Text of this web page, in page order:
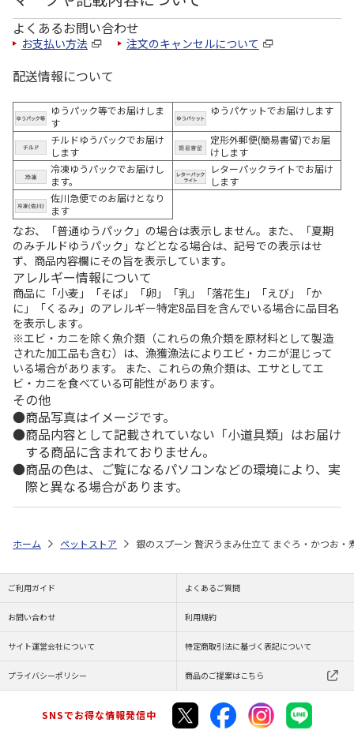
よくあるお問い合わせ
お支払い方法 注文のキャンセルについて
配送情報について
ゆうパック等でお届けしま
す
ゆうパケットでお届けします
チルドゆうパックでお届け
します
定形外郵便(簡易書留)でお届
けします
冷凍ゆうパックでお届けし
ます。
レターパックライトでお届け
します
佐川急便でのお届けとなり
ます
なお、「普通ゆうパック」の場合は表示しません。また、「夏期
のみチルドゆうパック」などとなる場合は、記号での表示はせ
ず、商品内容欄にその旨を表示しています。
アレルギー情報について
商品に「小麦」「そば」「卵」「乳」「落花生」「えび」「か
に」「くるみ」のアレルギー特定8品目を含んでいる場合に品目名
を表示します。
※エビ・カニを除く魚介類（これらの魚介類を原材料として製造
された加工品も含む）は、漁獲漁法によりエビ・カニが混じって
いる場合があります。 また、これらの魚介類は、エサとしてエ
ビ・カニを食べている可能性があります。
その他
商品写真はイメージです。
商品内容として記載されていない「小道具類」はお届け
する商品に含まれておりません。
商品の色は、ご覧になるパソコンなどの環境により、実
際と異なる場合があります。
ホーム ペットストア 銀のスプーン 贅沢うまみ仕立て まぐろ・かつお
ご利用ガイド よくあるご質問
お問い合わせ 利用規約
サイト運営会社について 特定商取引法に基づく表記について
プライバシーポリシー 商品のご提案はこちら
SNSでお得な情報発信中